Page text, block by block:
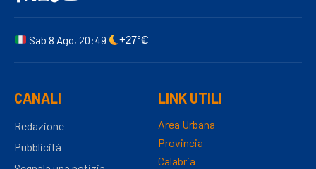
Sab 8 Ago, 20:49 +27°C
CANALI
Redazione
Pubblicità
LINK UTILI
Area Urbana
Provincia
Calabria